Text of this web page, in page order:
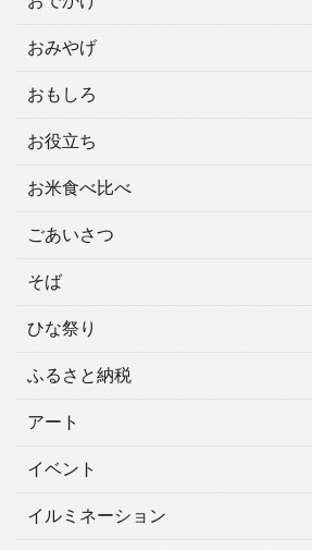
おみやげ
おもしろ
お役立ち
お米食べ比べ
ごあいさつ
そば
ひな祭り
ふるさと納税
アート
イベント
イルミネーション